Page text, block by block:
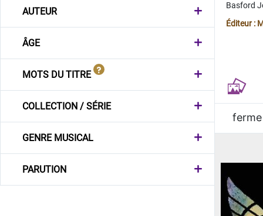
AUTEUR
ÂGE
MOTS DU TITRE
COLLECTION / SÉRIE
GENRE MUSICAL
PARUTION
Basford
Éditeur :
ferme